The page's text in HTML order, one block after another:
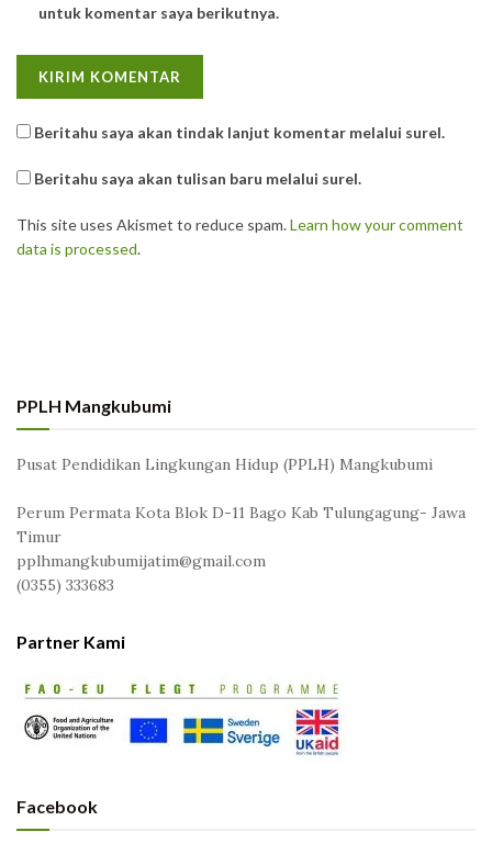
untuk komentar saya berikutnya.
Beritahu saya akan tindak lanjut komentar melalui surel.
Beritahu saya akan tulisan baru melalui surel.
This site uses Akismet to reduce spam.Learn how your comment
data is processed.
PPLH Mangkubumi
Pusat Pendidikan Lingkungan Hidup (PPLH) Mangkubumi
Perum Permata Kota Blok D-11 Bago Kab Tulungagung- Jawa
Timur
pplhmangkubumijatim@gmail.com
(0355) 333683
Partner Kami
Facebook